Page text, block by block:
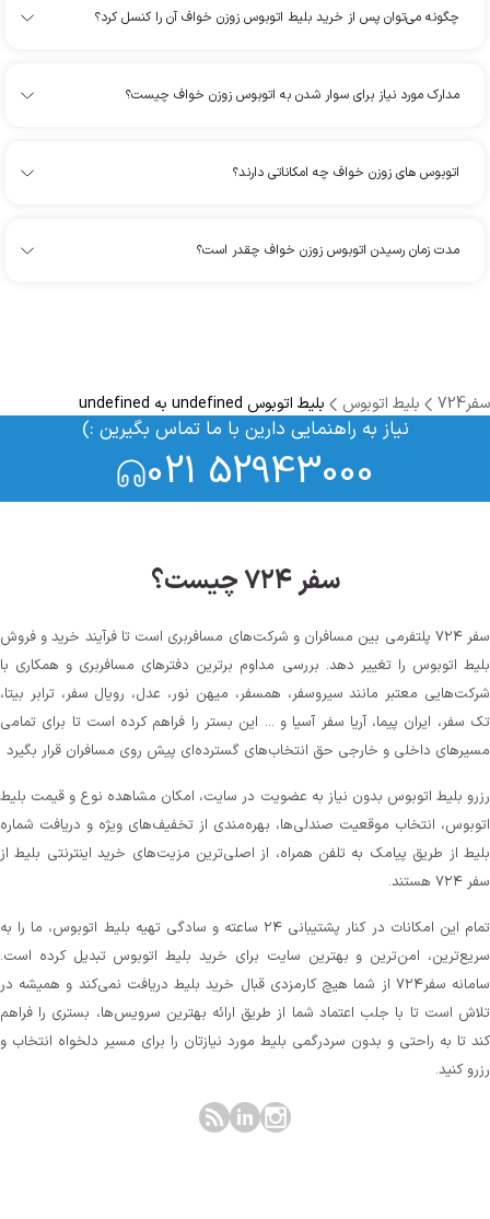
چگونه می‌توان پس از خرید بلیط اتوبوس زوزن خواف آن را کنسل کرد؟
مدارک مورد نیاز برای سوار شدن به اتوبوس زوزن خواف چیست؟
اتوبوس های زوزن خواف چه امکاناتی دارند؟
مدت زمان رسیدن اتوبوس زوزن خواف چقدر است؟
سفر724 بلیط اتوبوس بلیط اتوبوس undefined به undefined
نیاز به راهنمایی دارین با ما تماس بگیرین :)
021 52943000
سفر ۷۲۴ چیست؟
سفر ۷۲۴ پلتفرمی بین مسافران و شرکت‌های مسافربری است تا فرآیند خرید و فروش
بلیط اتوبوس را تغییر دهد. بررسی مداوم برترین دفترهای مسافربری و همکاری با
شرکت‌هایی معتبر مانند سیروسفر، همسفر، میهن‌ نور، عدل، رویال سفر، ترابر بیتا،
تک سفر، ایران پیما، آریا سفر آسیا و ... این بستر را فراهم کرده است تا برای تمامی
مسیرهای داخلی و خارجی حق انتخاب‌های گسترده‌ای پیش روی مسافران قرار بگیرد
رزرو بلیط اتوبوس بدون نیاز به عضویت در سایت، امکان مشاهده نوع و قیمت بلیط
اتوبوس، انتخاب موقعیت صندلی‌ها، بهره‌مندی از تخفیف‌های ویژه و دریافت شماره‌
بلیط از طریق پیامک به تلفن همراه، از اصلی‌ترین مزیت‌های خرید اینترنتی بلیط از
سفر ۷۲۴ هستند.
تمام این امکانات در کنار پشتیبانی‌ ۲۴ ساعته و سادگی تهیه بلیط اتوبوس، ما را به
سریع‌ترین، امن‌ترین و بهترین سایت برای خرید بلیط اتوبوس تبدیل کرده است.
سامانه سفر۷۲۴ از شما هیچ کارمزدی قبال خرید بلیط دریافت نمی‌کند و همیشه در
تلاش است تا با جلب اعتماد شما از طریق ارائه بهترین سرویس‌ها، بستری را فراهم
کند تا به راحتی و بدون سردرگمی بلیط مورد نیازتان را برای مسیر دلخواه انتخاب و
رزرو کنید.